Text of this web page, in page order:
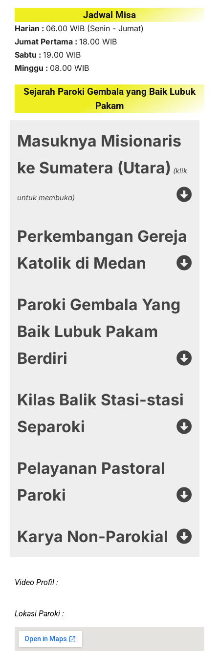
Jadwal Misa
Harian : 06.00 WIB (Senin - Jumat)
Jumat Pertama : 18.00 WIB
Sabtu : 19.00 WIB
Minggu : 08.00 WIB
Sejarah Paroki Gembala yang Baik Lubuk
Pakam
Masuknya Misionaris
ke Sumatera (Utara) (klik
untuk membuka)
Perkembangan Gereja
Katolik di Medan
Paroki Gembala Yang
Baik Lubuk Pakam
Berdiri
Kilas Balik Stasi-stasi
Separoki
Pelayanan Pastoral
Paroki
Karya Non-Parokial
Video Profil :
Lokasi Paroki :